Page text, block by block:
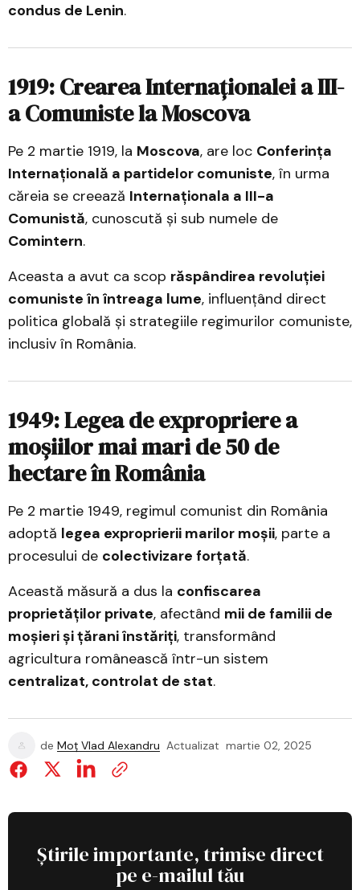
condus de Lenin.
1919: Crearea Internaționalei a III-
a Comuniste la Moscova
Pe 2 martie 1919, la Moscova, are loc Conferința
Internațională a partidelor comuniste, în urma
căreia se creează Internaționala a III-a
Comunistă, cunoscută și sub numele de
Comintern.
Aceasta a avut ca scop răspândirea revoluției
comuniste în întreaga lume, influențând direct
politica globală și strategiile regimurilor comuniste,
inclusiv în România.
1949: Legea de expropriere a
moșiilor mai mari de 50 de
hectare în România
Pe 2 martie 1949, regimul comunist din România
adoptă legea exproprierii marilor moșii, parte a
procesului de colectivizare forțată.
Această măsură a dus la confiscarea
proprietăților private, afectând mii de familii de
moșieri și țărani înstăriți, transformând
agricultura românească într-un sistem
centralizat, controlat de stat.
de Moț Vlad Alexandru Actualizat martie 02, 2025
Știrile importante, trimise direct
pe e-mailul tău